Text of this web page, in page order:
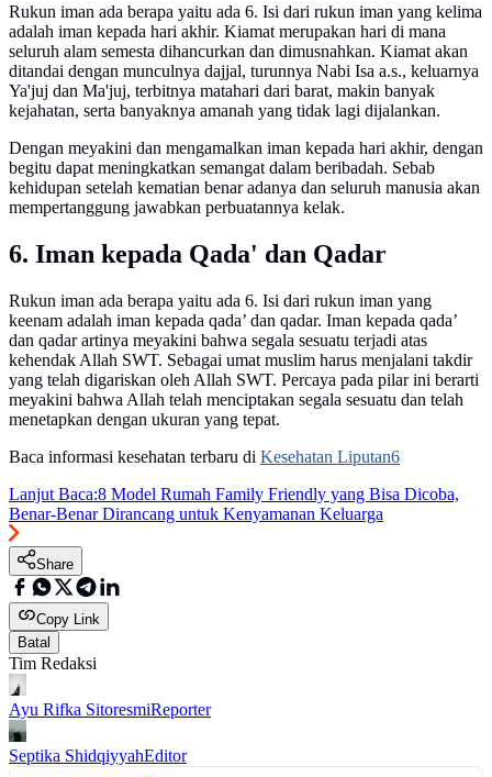
Rukun iman ada berapa yaitu ada 6. Isi dari rukun iman yang kelima
adalah iman kepada hari akhir. Kiamat merupakan hari di mana
seluruh alam semesta dihancurkan dan dimusnahkan. Kiamat akan
ditandai dengan munculnya dajjal, turunnya Nabi Isa a.s., keluarnya
Ya'juj dan Ma'juj, terbitnya matahari dari barat, makin banyak
kejahatan, serta banyaknya amanah yang tidak lagi dijalankan.
Dengan meyakini dan mengamalkan iman kepada hari akhir, dengan
begitu dapat meningkatkan semangat dalam beribadah. Sebab
kehidupan setelah kematian benar adanya dan seluruh manusia akan
mempertanggung jawabkan perbuatannya kelak.
6. Iman kepada Qada' dan Qadar
Rukun iman ada berapa yaitu ada 6. Isi dari rukun iman yang
keenam adalah iman kepada qada’ dan qadar. Iman kepada qada’
dan qadar artinya meyakini bahwa segala sesuatu terjadi atas
kehendak Allah SWT. Sebagai umat muslim harus menjalani takdir
yang telah digariskan oleh Allah SWT. Percaya pada pilar ini berarti
meyakini bahwa Allah telah menciptakan segala sesuatu dan telah
menetapkan dengan ukuran yang tepat.
Baca informasi kesehatan terbaru di Kesehatan Liputan6
Lanjut Baca:8 Model Rumah Family Friendly yang Bisa Dicoba,
Benar-Benar Dirancang untuk Kenyamanan Keluarga
Share
Copy Link
Batal
Tim Redaksi
Ayu Rifka SitoresmiReporter
Septika ShidqiyyahEditor